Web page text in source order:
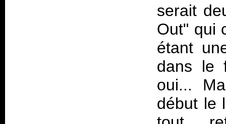
serait
Out" qui
étant
dans le
oui...
début le